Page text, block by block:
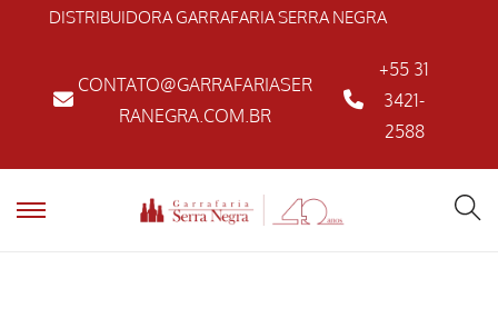
DISTRIBUIDORA GARRAFARIA SERRA NEGRA
CONTATO@GARRAFARIASER
RANEGRA.COM.BR
+55 31
3421-
2588